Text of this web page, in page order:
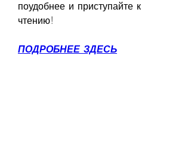
поудобнее и приступайте к
чтению!
ПОДРОБНЕЕ ЗДЕСЬ